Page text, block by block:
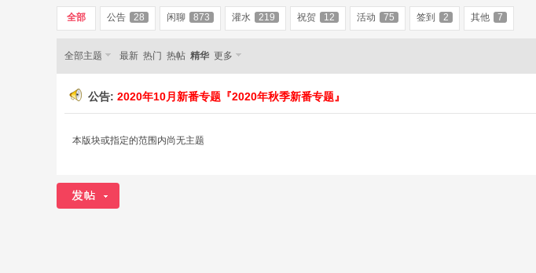
全部 公告 28 闲聊 873 灌水 219 祝贺 12 活动 75 签到 2 其他 7
全部主题 最新 热门 热帖 精华 更多
公告: 2020年10月新番专题『2020年秋季新番专题』
本版块或指定的范围内尚无主题